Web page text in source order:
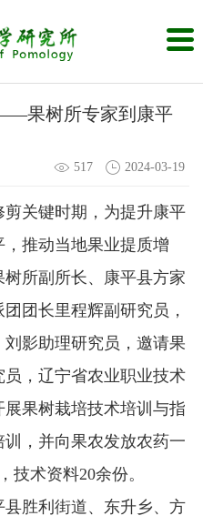
果树所专家到康平
517 2024-03-19
关键时期，为提升康平
推动当地果业提质增
树所副所长、康平县方家
团长里程辉副研究员，
影助理研究员，邀请果
，辽宁省农业职业技术
果树栽培技术培训与指
，并向果农发放农药一
技术资料20余份。
胜利街道、东升乡、方